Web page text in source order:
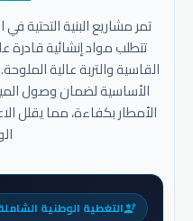
تمر مشاريع البنية التحتية
تتطلب مواد إنشائية
القاسية والتربة عالية
الأساسية لضمان وصول
الأمطار بكفاءة، مما يقلل
engineeringالتغطية الوطنية